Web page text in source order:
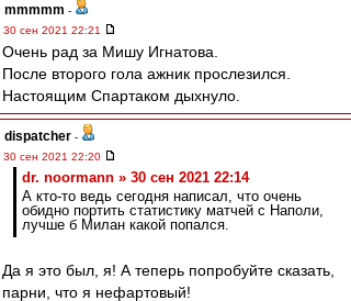
mmmmm -
30 сен 2021 22:21
Очень рад за Мишу Игнатова.
После второго гола ажник прослезился.
Настоящим Спартаком дыхнуло.
dispatcher -
30 сен 2021 22:20
dr. noormann » 30 сен 2021 22:14
А кто-то ведь сегодня написал, что очень
обидно портить статистику матчей с Наполи,
лучше б Милан какой попался.
Да я это был, я! А теперь попробуйте сказать,
парни, что я нефартовый!